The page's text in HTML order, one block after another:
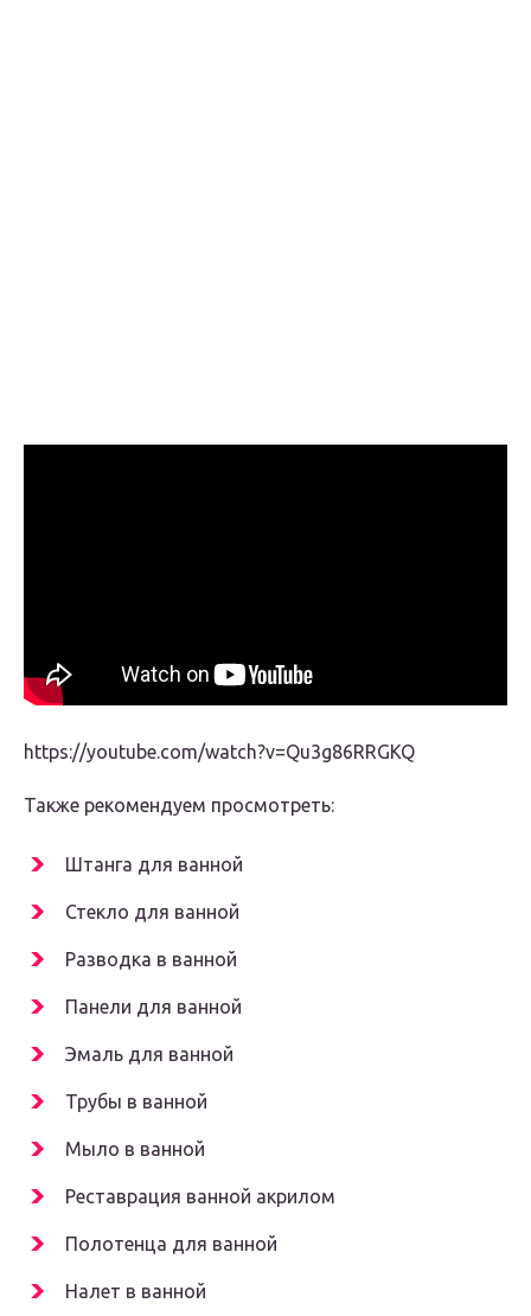
https://youtube.com/watch?v=Qu3g86RRGKQ
Также рекомендуем просмотреть:
Штанга для ванной
Стекло для ванной
Разводка в ванной
Панели для ванной
Эмаль для ванной
Трубы в ванной
Мыло в ванной
Реставрация ванной акрилом
Полотенца для ванной
Налет в ванной